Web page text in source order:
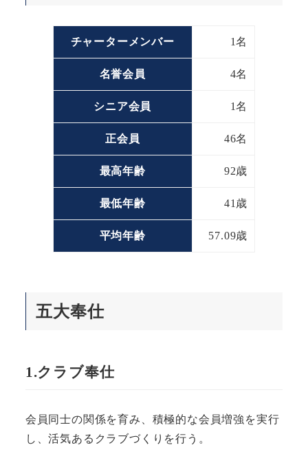
チャーターメンバー 1名
名誉会員 4名
シニア会員 1名
正会員 46名
最高年齢 92歳
最低年齢 41歳
平均年齢 57.09歳
五大奉仕
1.クラブ奉仕
会員同士の関係を育み、積極的な会員増強を実行
し、活気あるクラブづくりを行う。